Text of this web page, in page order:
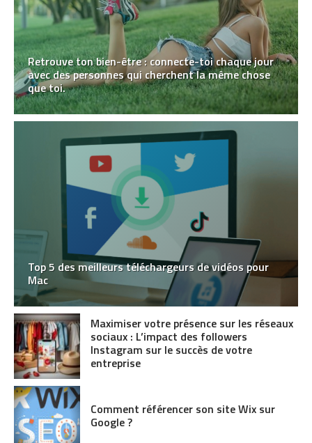
Retrouve ton bien-être : connecte-toi chaque jour
avec des personnes qui cherchent la même chose
que toi.
Top 5 des meilleurs téléchargeurs de vidéos pour
Mac
Maximiser votre présence sur les réseaux
sociaux : L’impact des followers
Instagram sur le succès de votre
entreprise
Comment référencer son site Wix sur
Google ?